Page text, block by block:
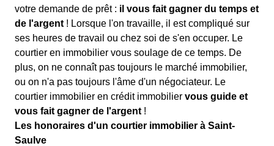
votre demande de prêt : il vous fait gagner du temps et
de l'argent ! Lorsque l'on travaille, il est compliqué sur
ses heures de travail ou chez soi de s'en occuper. Le
courtier en immobilier vous soulage de ce temps. De
plus, on ne connaît pas toujours le marché immobilier,
ou on n'a pas toujours l'âme d'un négociateur. Le
courtier immobilier en crédit immobilier vous guide et
vous fait gagner de l'argent !
Les honoraires d'un courtier immobilier à Saint-
Saulve